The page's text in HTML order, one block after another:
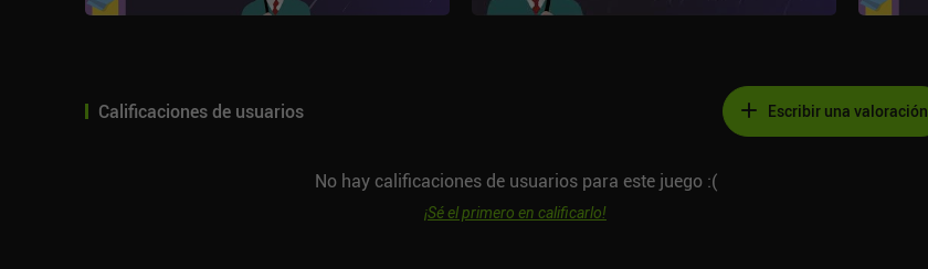
Calificaciones de usuarios Escribir una valoración
No hay calificaciones de usuarios para este juego :(
¡Sé el primero en calificarlo!